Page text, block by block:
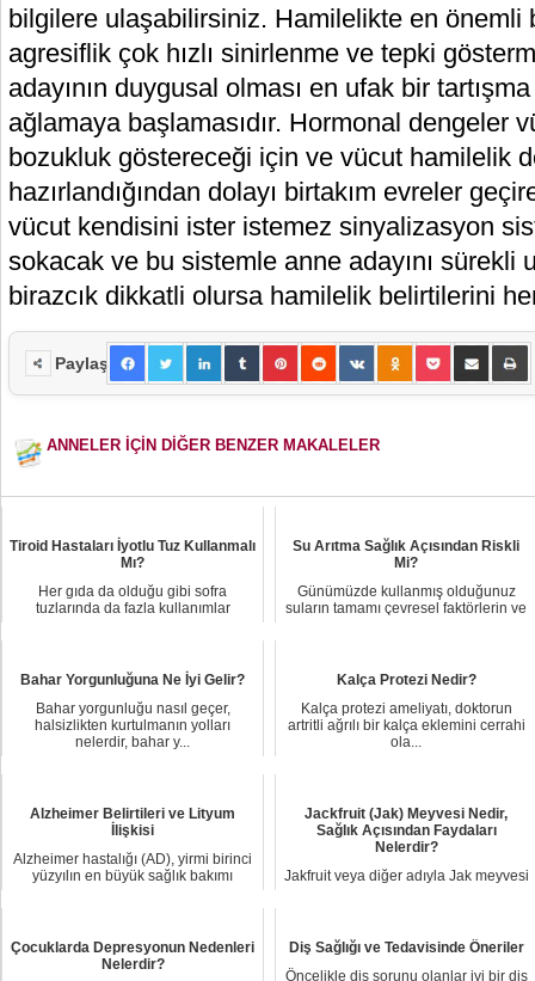
bilgilere ulaşabilirsiniz. Hamilelikte en önemli
agresiflik çok hızlı sinirlenme ve tepki
adayının duygusal olması en ufak bir
ağlamaya başlamasıdır. Hormonal dengeler
bozukluk göstereceği için ve vücut hamilelik
hazırlandığından dolayı birtakım evreler
vücut kendisini ister istemez sinyalizasyon
sokacak ve bu sistemle anne adayını sürekli
birazcık dikkatli olursa hamilelik belirtilerini
Paylaş
ANNELER İÇİN DİĞER BENZER MAKALELER
Tiroid Hastaları İyotlu Tuz Kullanmalı
Mı?
Her gıda da olduğu gibi sofra
tuzlarında da fazla kullanımlar
Su Arıtma Sağlık Açısından Riskli
Mi?
Günümüzde kullanmış olduğunuz
suların tamamı çevresel faktörlerin ve
Bahar Yorgunluğuna Ne İyi Gelir?
Bahar yorgunluğu nasıl geçer,
halsizlikten kurtulmanın yolları
nelerdir, bahar y...
Kalça Protezi Nedir?
Kalça protezi ameliyatı, doktorun
artritli ağrılı bir kalça eklemini cerrahi
ola...
Alzheimer Belirtileri ve Lityum
İlişkisi
Alzheimer hastalığı (AD), yirmi birinci
yüzyılın en büyük sağlık bakımı
Jackfruit (Jak) Meyvesi Nedir,
Sağlık Açısından Faydaları
Nelerdir?
Jakfruit veya diğer adıyla Jak meyvesi
Çocuklarda Depresyonun Nedenleri
Nelerdir?
Diş Sağlığı ve Tedavisinde Öneriler
Öncelikle diş sorunu olanlar iyi bir diş